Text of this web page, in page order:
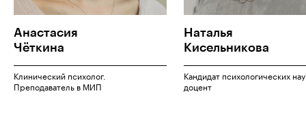
Анастасия
Чёткина
Клинический психолог.
Преподаватель в МИП
Наталья
Кисельникова
Кандидат психологических
доцент